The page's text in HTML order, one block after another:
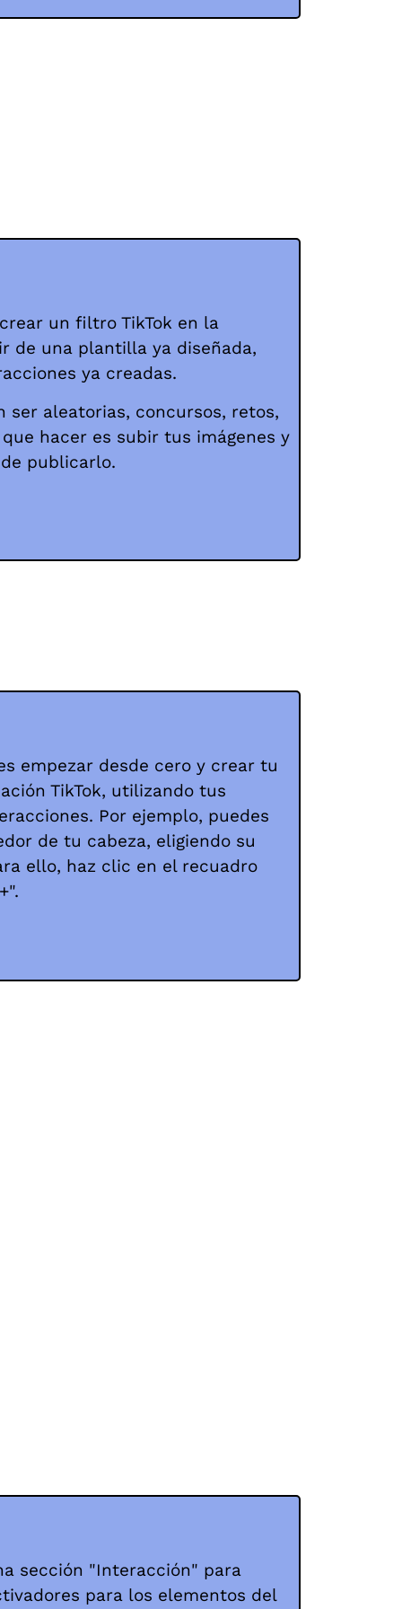
un filtro TikTok en la
de una plantilla ya diseñada,
ya creadas.
ser aleatorias, concursos, retos,
hacer es subir tus imágenes y
publicarlo.
empezar desde cero y crear tu
TikTok, utilizando tus
Por ejemplo, puedes
de tu cabeza, eligiendo su
ello, haz clic en el recuadro
sección "Interacción" para
para los elementos del